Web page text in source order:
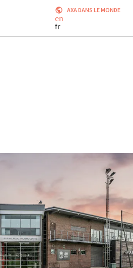
AXA DANS LE MONDE
en
fr